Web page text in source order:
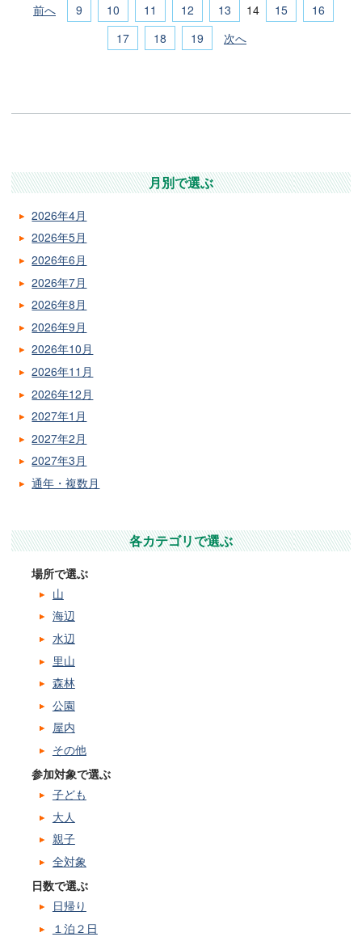
前へ 9 10 11 12 13 14 15
16
17
18 19 次へ
月別で選ぶ
2026年4月
2026年5月
2026年6月
2026年7月
2026年8月
2026年9月
2026年10月
2026年11月
2026年12月
2027年1月
2027年2月
2027年3月
通年・複数月
各カテゴリで選ぶ
場所で選ぶ
山
海辺
水辺
里山
森林
公園
屋内
その他
参加対象で選ぶ
子ども
大人
親子
全対象
日数で選ぶ
日帰り
１泊２日